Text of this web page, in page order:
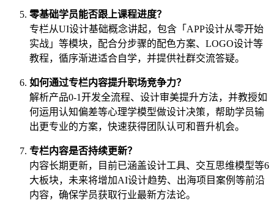
零基础学员能否跟上课程进度？
专栏从UI设计基础概念讲起，包含「APP设计从零开始
实战」等模块，配合分步骤的配色方案、LOGO设计等
教程，循序渐进适合自学，并提供社群交流答疑。
如何通过专栏内容提升职场竞争力？
解析产品0-1开发全流程、设计审美提升方法，并教授如
何运用认知偏差等心理学模型做设计决策，帮助学员输
出更专业的方案，快速获得团队认可和晋升机会。
专栏内容是否持续更新？
内容长期更新，目前已涵盖设计工具、交互思维模型等6
大板块，未来将增加AI设计趋势、出海项目案例等前沿
内容，确保学员获取行业最新方法论。